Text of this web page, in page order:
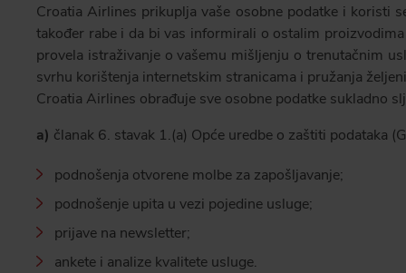
Croatia Airlines prikuplja vaše osobne podatke i koristi
također rabe i da bi vas informirali o ostalim
provela istraživanje o vašemu mišljenju o trenutačnim
svrhu korištenja internetskim stranicama i pružanja
Croatia Airlines obrađuje sve osobne podatke sukladno
a) članak 6. stavak 1.(a) Opće uredbe o zaštiti podataka
podnošenja otvorene molbe za zapošljavanje;
podnošenje upita u vezi pojedine usluge;
prijave na newsletter;
ankete i analize kvalitete usluge.